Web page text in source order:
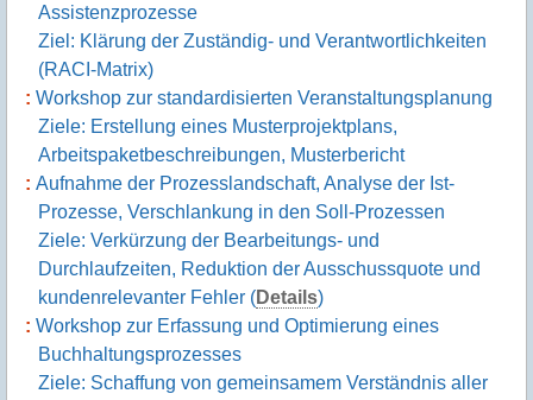
Assistenzprozesse
Ziel: Klärung der Zuständig- und Verantwortlichkeiten
(RACI-Matrix)
Workshop zur standardisierten Veranstaltungsplanung
Ziele: Erstellung eines Musterprojektplans,
Arbeitspaketbeschreibungen, Musterbericht
Aufnahme der Prozesslandschaft, Analyse der Ist-
Prozesse, Verschlankung in den Soll-Prozessen
Ziele: Verkürzung der Bearbeitungs- und
Durchlaufzeiten, Reduktion der Ausschussquote und
kundenrelevanter Fehler (Details)
Workshop zur Erfassung und Optimierung eines
Buchhaltungsprozesses
Ziele: Schaffung von gemeinsamem Verständnis aller